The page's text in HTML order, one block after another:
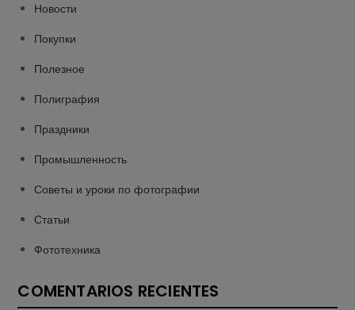
Новости
Покупки
Полезное
Полиграфия
Праздники
Промышленность
Советы и уроки по фотографии
Статьи
Фототехника
COMENTARIOS RECIENTES